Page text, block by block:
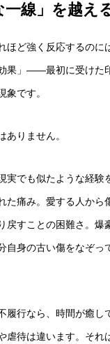
一線」を越え
ほど強く反応するのに
果」——最初に受けた
象です。
ありません。
実でも似たような経験
た痛み。愛する人から
戻すことの困難さ。爆
自身の古い傷をなぞっ
履行なら、時間が癒し
虐待は違います。それ